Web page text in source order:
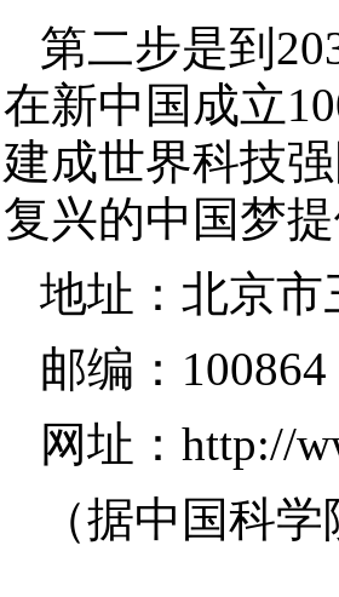
第二步是到
在新中国成立
建成世界科技
复兴的中国梦
地址：北京市
邮编：100864
网址：http://
（据中国科学